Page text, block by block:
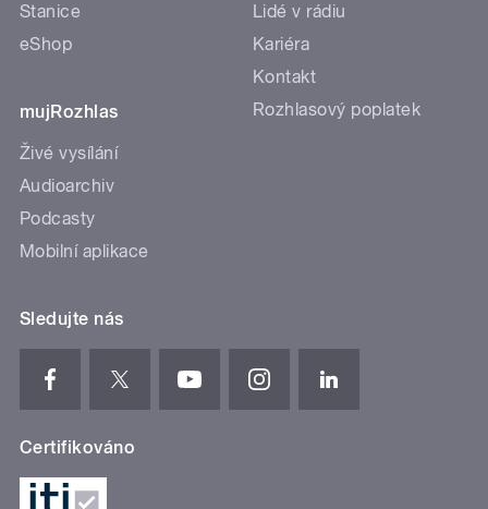
Stanice
eShop
mujRozhlas
Živé vysílání
Audioarchiv
Podcasty
Mobilní aplikace
Lidé v rádiu
Kariéra
Kontakt
Rozhlasový poplatek
Sledujte nás
Certifikováno